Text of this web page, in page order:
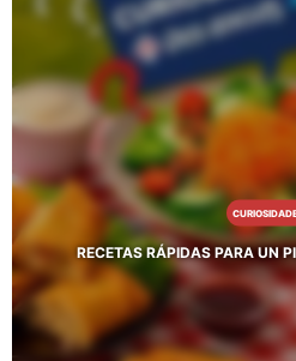
RECETAS RÁPIDAS PARA UN